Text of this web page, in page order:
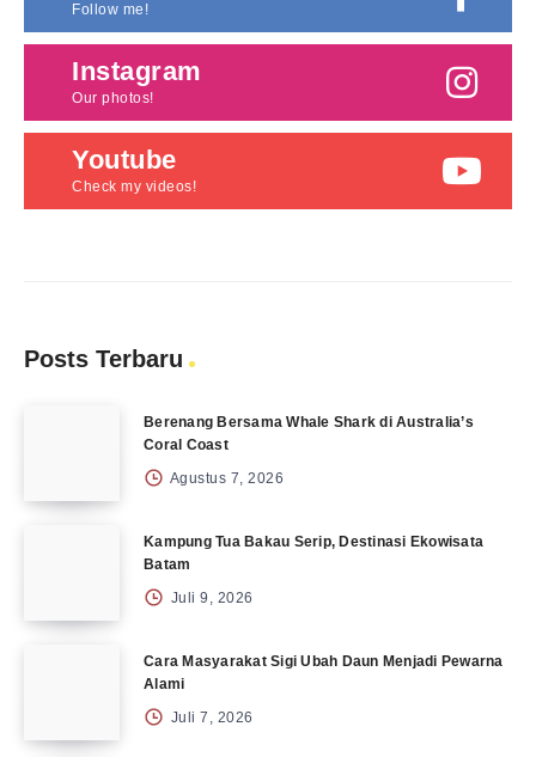
Follow me!
Instagram
Our photos!
Youtube
Check my videos!
Posts Terbaru
Berenang Bersama Whale Shark di Australia’s
Coral Coast
Agustus 7, 2026
Kampung Tua Bakau Serip, Destinasi Ekowisata
Batam
Juli 9, 2026
Cara Masyarakat Sigi Ubah Daun Menjadi Pewarna
Alami
Juli 7, 2026